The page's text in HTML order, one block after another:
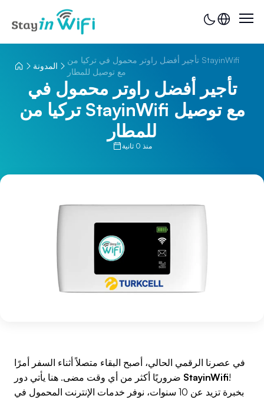
المدونة
تأجير أفضل راوتر محمول في تركيا من StayinWifi
مع توصيل للمطار
تأجير أفضل راوتر محمول في
تركيا من StayinWifi مع توصيل
للمطار
منذ 0 ثانية
في عصرنا الرقمي الحالي، أصبح البقاء متصلاً أثناء السفر أمرًا
StayinWifi!
بخبرة تزيد عن 10 سنوات، نوفر خدمات الإنترنت المحمول في